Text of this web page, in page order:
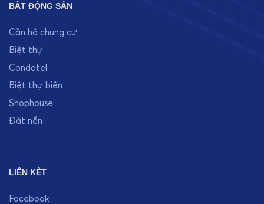
BẤT ĐỘNG SẢN
Căn hộ chung cư
Biệt thự
Condotel
Biệt thự biển
Shophouse
Đất nền
LIÊN KẾT
Facebook